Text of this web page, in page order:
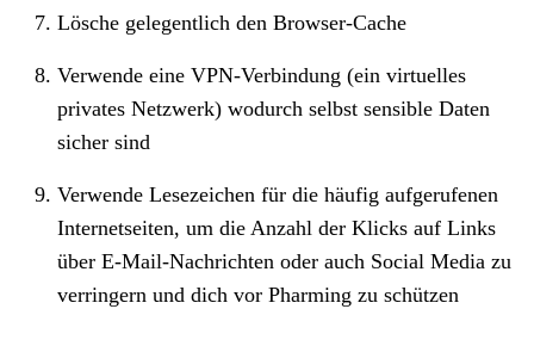
Lösche gelegentlich den Browser-Cache
Verwende eine VPN-Verbindung (ein virtuelles
privates Netzwerk) wodurch selbst sensible Daten
sicher sind
Verwende Lesezeichen für die häufig aufgerufenen
Internetseiten, um die Anzahl der Klicks auf Links
über E-Mail-Nachrichten oder auch Social Media zu
verringern und dich vor Pharming zu schützen